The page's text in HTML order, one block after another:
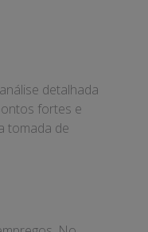
detalhada
fortes e
tomada de